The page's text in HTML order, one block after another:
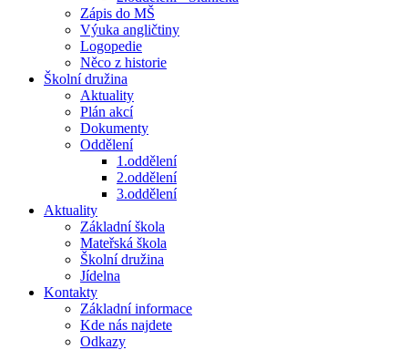
Zápis do MŠ
Výuka angličtiny
Logopedie
Něco z historie
Školní družina
Aktuality
Plán akcí
Dokumenty
Oddělení
1.oddělení
2.oddělení
3.oddělení
Aktuality
Základní škola
Mateřská škola
Školní družina
Jídelna
Kontakty
Základní informace
Kde nás najdete
Odkazy